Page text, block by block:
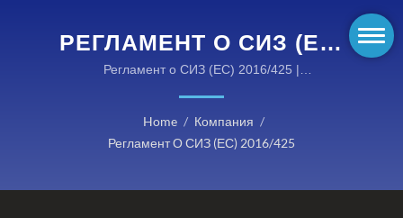
РЕГЛАМЕНТ О СИЗ (ЕС)
2016/425 |
ОГНЕСТОЙКОЕ
Регламент о СИЗ (ЕС) 2016/425 |
Home / Компания /
Регламент О СИЗ (ЕС) 2016/425